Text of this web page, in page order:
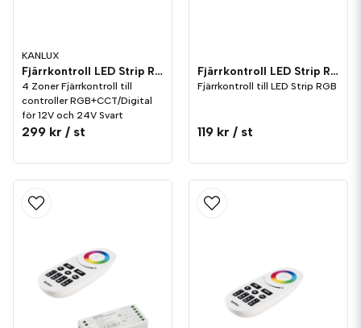
KANLUX
Fjärrkontroll LED Strip RGB+CCT/Digital 4 Zoner Svart
4 Zoner Fjärrkontroll till
controller RGB+CCT/Digital
för 12V och 24V Svart
299 kr / st
Fjärrkontroll LED Strip RGB Brico
Fjärrkontroll till LED Strip RGB
119 kr / st